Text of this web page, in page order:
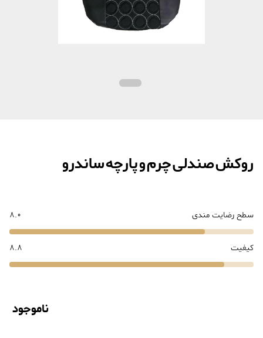
روکش صندلی چرم و پارچه ساندرو
سطح رضایت مندی 8.0
کیفیت 8.8
ناموجود